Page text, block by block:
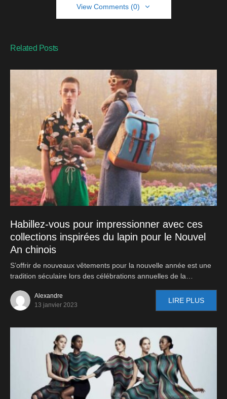
View Comments (0)
Related Posts
Habillez-vous pour impressionner avec ces
collections inspirées du lapin pour le Nouvel
An chinois
S’offrir de nouveaux vêtements pour la nouvelle année est une
tradition séculaire lors des célébrations annuelles de la…
Alexandre
13 janvier 2023
LIRE PLUS